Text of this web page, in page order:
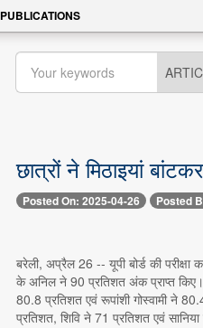
PUBLICATIONS
छात्रों ने मिठाइयां
Posted On: 2025-04-26 Posted
बरेली, अप्रैल 26 -- यूपी बोर्ड की
के अनिल ने 90 प्रतिशत अंक प्राप्त
80.8 प्रतिशत एवं रूपांशी गोस्वामी ने
प्रतिशत, शिवि ने 71 प्रतिशत एवं